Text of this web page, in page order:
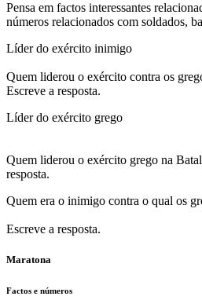
Pensa em factos interessantes
números relacionados com soldados,
Líder do exército inimigo
Quem liderou o exército contra os
Escreve a resposta.
Líder do exército grego
Quem liderou o exército grego na
resposta.
Quem era o inimigo contra o qual os
Escreve a resposta.
Maratona
Factos e números